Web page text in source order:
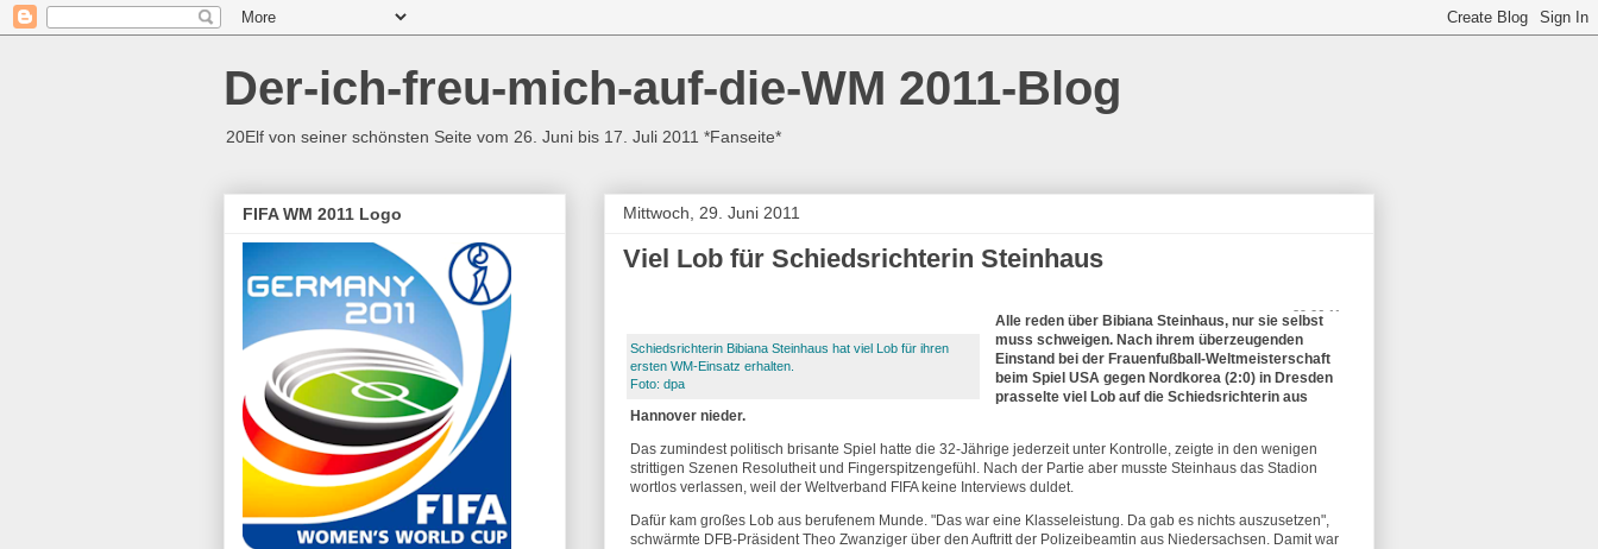
Der-ich-freu-mich-auf-die-WM 2011-Blog
20Elf von seiner schönsten Seite vom 26. Juni bis 17. Juli 2011 *Fanseite*
Mittwoch, 29. Juni 2011
Viel Lob für Schiedsrichterin Steinhaus
29.06.11
Schiedsrichterin Bibiana Steinhaus hat viel Lob für ihren
ersten WM-Einsatz erhalten.
Foto: dpa
Alle reden über Bibiana Steinhaus, nur sie selbst
muss schweigen. Nach ihrem überzeugenden
Einstand bei der Frauenfußball-Weltmeisterschaft
beim Spiel USA gegen Nordkorea (2:0) in Dresden
prasselte viel Lob auf die Schiedsrichterin aus
Hannover nieder.
Das zumindest politisch brisante Spiel hatte die 32-Jährige jederzeit unter Kontrolle, zeigte in den wenigen
strittigen Szenen Resolutheit und Fingerspitzengefühl. Nach der Partie aber musste Steinhaus das Stadion
wortlos verlassen, weil der Weltverband FIFA keine Interviews duldet.
Dafür kam großes Lob aus berufenem Munde. "Das war eine Klasseleistung. Da gab es nichts auszusetzen",
schwärmte DFB-Präsident Theo Zwanziger über den Auftritt der Polizeibeamtin aus Niedersachsen. Damit war
FIFA WM 2011 Logo